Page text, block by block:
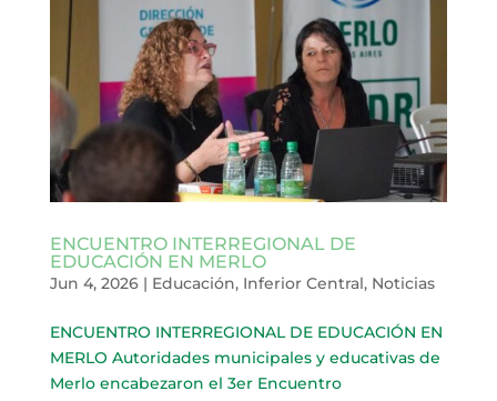
ENCUENTRO INTERREGIONAL DE
EDUCACIÓN EN MERLO
Jun 4, 2026| Educación, Inferior Central, Noticias
ENCUENTRO INTERREGIONAL DE EDUCACIÓN EN
MERLO Autoridades municipales y educativas de
Merlo encabezaron el 3er Encuentro